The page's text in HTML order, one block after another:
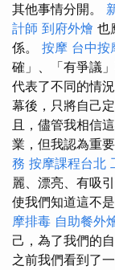
其他事情分開。
計師 到府外燴 也
係。 按摩 台中按
確」、「有爭議
代表了不同的情
幕後，只將自己
且，儘管我相信
業，但我認為重
務 按摩課程台北
麗、漂亮、有吸
使我們知道這不
摩排毒 自助餐外
己，為了我們的
之前我們看到了